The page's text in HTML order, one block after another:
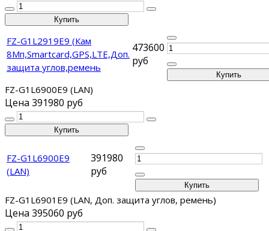
FZ-G1L2919E9 (Кам
8Мп,Smartcard,GPS,LTE,Доп.
защита углов,ремень
473600
руб
FZ-G1L6900E9 (LAN)
Цена 391980 руб
FZ-G1L6900E9
(LAN)
391980
руб
FZ-G1L6901E9 (LAN, Доп. защита углов, ремень)
Цена 395060 руб